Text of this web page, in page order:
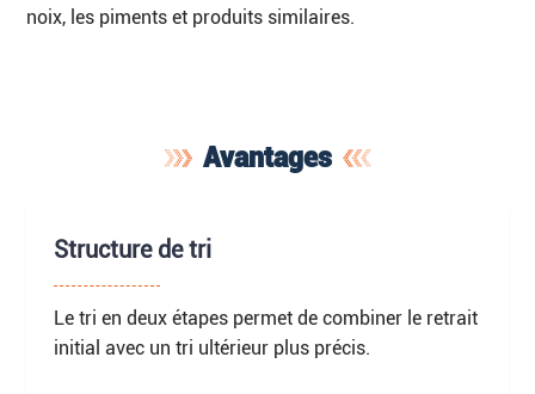
noix, les piments et produits similaires.
Avantages
Structure de tri
Le tri en deux étapes permet de combiner le retrait
initial avec un tri ultérieur plus précis.